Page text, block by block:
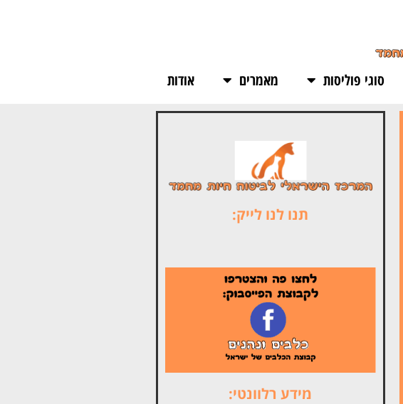
סוגי פוליסות מאמרים אודות
תנו לנו לייק:
מידע רלוונטי: